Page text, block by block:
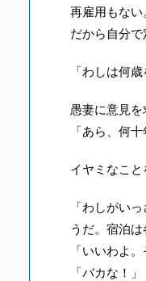
再雇用もない
だから自分で
「わしは何
愚妻に意見を
「あら、何
イヤミなこと
「わしがい
うだ。宿泊は
「いいわよ
「バカな！」